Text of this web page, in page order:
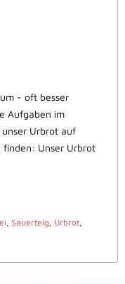
- oft besser
Aufgaben im
unser Urbrot auf
finden: Unser Urbrot
, Sauerteig, Urbrot,